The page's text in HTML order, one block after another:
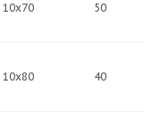
10х70 50
10х80 40